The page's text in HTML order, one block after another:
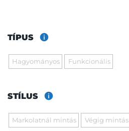
TÍPUS
Hagyományos Funkcionális
STÍLUS
Markolatnál mintás Végig mintás